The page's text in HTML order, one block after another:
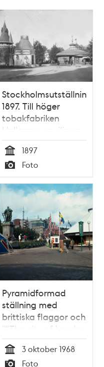
Stockholmsutställningen
1897. Till höger
tobakfabriken
Hellgrens paviljong
Tid
1897
Typ
Foto
Pyramidformad
ställning med
brittiska flaggor och
""The city of London
pavilion"" i
Kungsträdgården
under Brittiska
Tid
3 oktober 1968
Foto